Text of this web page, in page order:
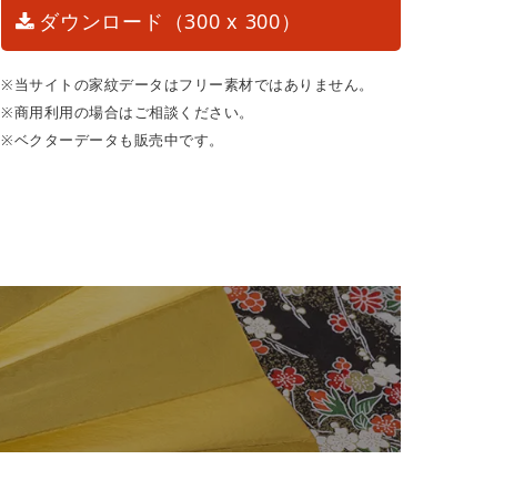
ダウンロード（300 x 300）
※当サイトの家紋データはフリー素材ではありません。
※商用利用の場合はご相談ください。
※ベクターデータも販売中です。